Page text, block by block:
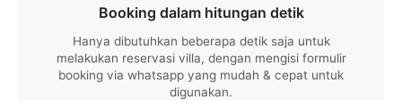
Booking dalam hitungan detik
Hanya dibutuhkan beberapa detik saja untuk
melakukan reservasi villa, dengan mengisi formulir
booking via whatsapp yang mudah & cepat untuk
digunakan.